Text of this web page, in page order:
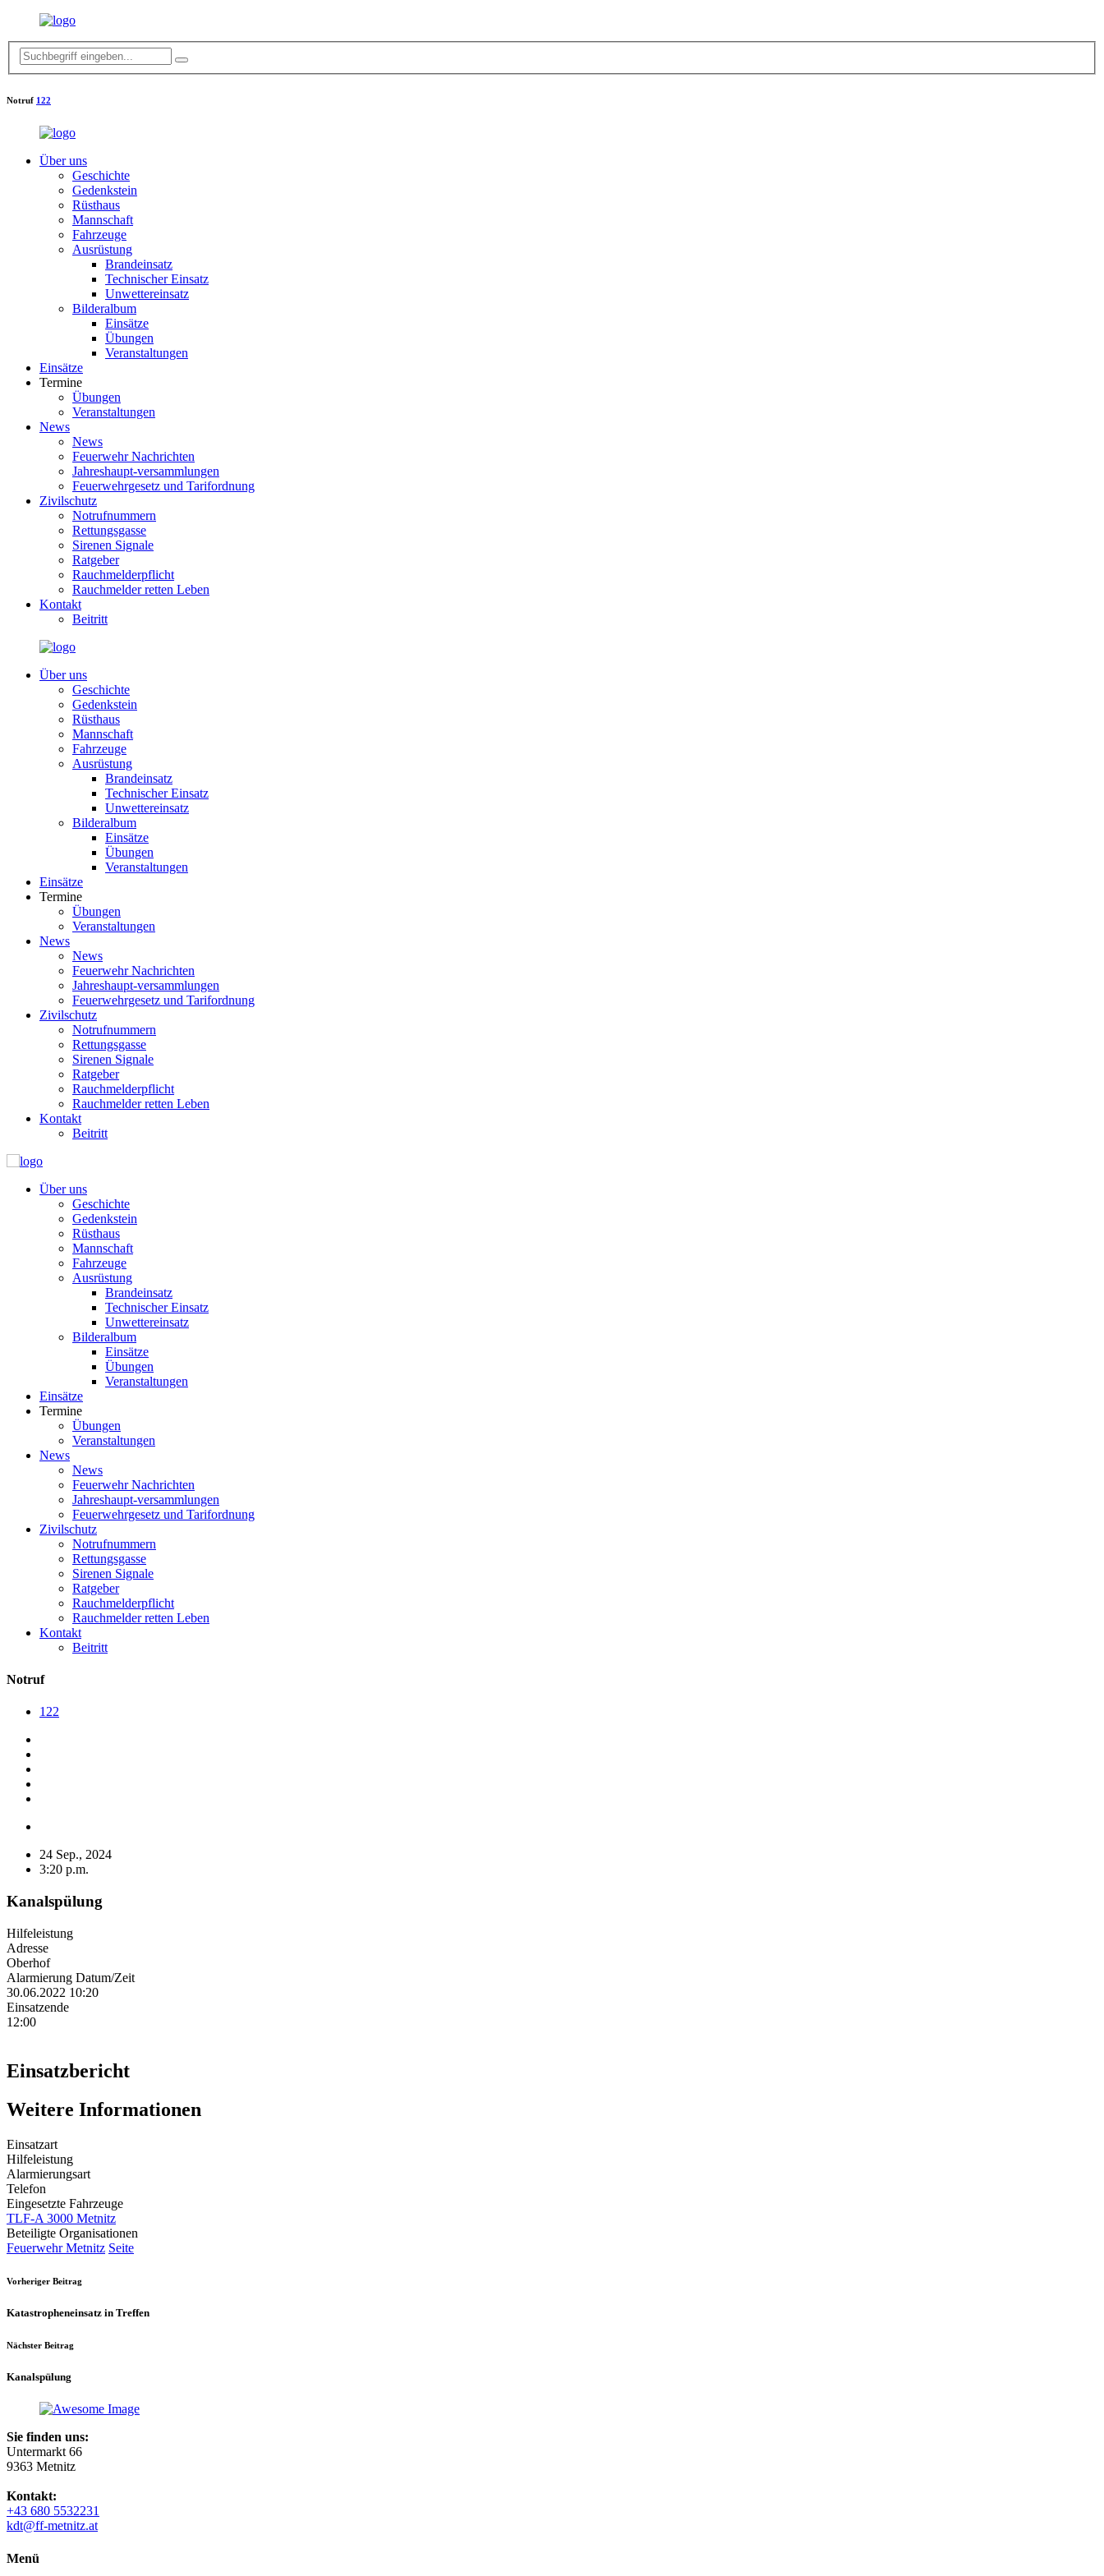
Notruf 122
Über uns
Geschichte
Gedenkstein
Rüsthaus
Mannschaft
Fahrzeuge
Ausrüstung
Brandeinsatz
Technischer Einsatz
Unwettereinsatz
Bilderalbum
Einsätze
Übungen
Veranstaltungen
Einsätze
Termine
Übungen
Veranstaltungen
News
News
Feuerwehr Nachrichten
Jahreshaupt-versammlungen
Feuerwehrgesetz und Tarifordnung
Zivilschutz
Notrufnummern
Rettungsgasse
Sirenen Signale
Ratgeber
Rauchmelderpflicht
Rauchmelder retten Leben
Kontakt
Beitritt
Über uns
Geschichte
Gedenkstein
Rüsthaus
Mannschaft
Fahrzeuge
Ausrüstung
Brandeinsatz
Technischer Einsatz
Unwettereinsatz
Bilderalbum
Einsätze
Übungen
Veranstaltungen
Einsätze
Termine
Übungen
Veranstaltungen
News
News
Feuerwehr Nachrichten
Jahreshaupt-versammlungen
Feuerwehrgesetz und Tarifordnung
Zivilschutz
Notrufnummern
Rettungsgasse
Sirenen Signale
Ratgeber
Rauchmelderpflicht
Rauchmelder retten Leben
Kontakt
Beitritt
Über uns
Geschichte
Gedenkstein
Rüsthaus
Mannschaft
Fahrzeuge
Ausrüstung
Brandeinsatz
Technischer Einsatz
Unwettereinsatz
Bilderalbum
Einsätze
Übungen
Veranstaltungen
Einsätze
Termine
Übungen
Veranstaltungen
News
News
Feuerwehr Nachrichten
Jahreshaupt-versammlungen
Feuerwehrgesetz und Tarifordnung
Zivilschutz
Notrufnummern
Rettungsgasse
Sirenen Signale
Ratgeber
Rauchmelderpflicht
Rauchmelder retten Leben
Kontakt
Beitritt
Notruf
122
24 Sep., 2024
3:20 p.m.
Kanalspülung
Hilfeleistung
Adresse
Oberhof
Alarmierung Datum/Zeit
30.06.2022 10:20
Einsatzende
12:00
Einsatzbericht
Weitere Informationen
Einsatzart
Hilfeleistung
Alarmierungsart
Telefon
Eingesetzte Fahrzeuge
TLF-A 3000 Metnitz
Beteiligte Organisationen
Feuerwehr Metnitz Seite
Vorheriger Beitrag
Katastropheneinsatz in Treffen
Nächster Beitrag
Kanalspülung
Sie finden uns:
Untermarkt 66
9363 Metnitz
Kontakt:
+43 680 5532231
kdt@ff-metnitz.at
Menü